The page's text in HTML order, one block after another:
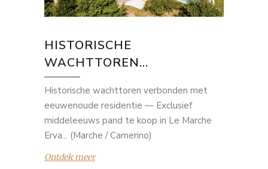
HISTORISCHE
WACHTTOREN...
Historische wachttoren verbonden met
eeuwenoude residentie — Exclusief
middeleeuws pand te koop in Le Marche
Erva... (Marche / Camerino)
Ontdek meer